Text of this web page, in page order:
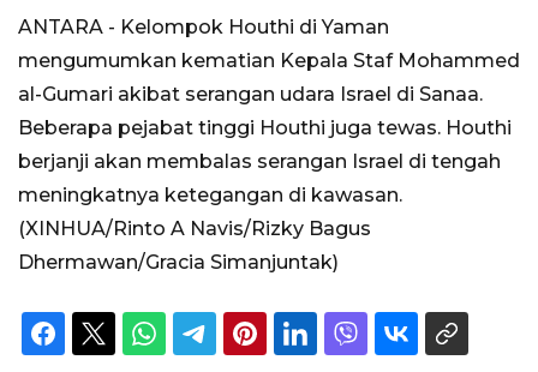
10s
10s
ANTARA - Kelompok Houthi di Yaman
mengumumkan kematian Kepala Staf Mohammed
al-Gumari akibat serangan udara Israel di Sanaa.
Beberapa pejabat tinggi Houthi juga tewas. Houthi
berjanji akan membalas serangan Israel di tengah
meningkatnya ketegangan di kawasan.
(XINHUA/Rinto A Navis/Rizky Bagus
Dhermawan/Gracia Simanjuntak)